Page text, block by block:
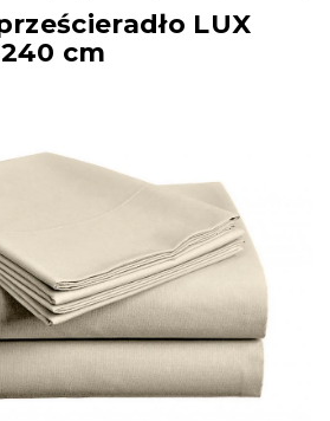
LUX
cm